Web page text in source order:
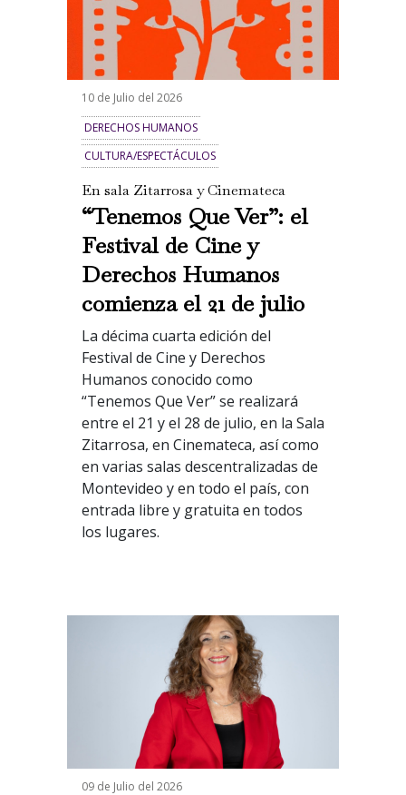
10 de Julio del 2026
DERECHOS HUMANOS
CULTURA/ESPECTÁCULOS
En sala Zitarrosa y Cinemateca
“Tenemos Que Ver”: el
Festival de Cine y
Derechos Humanos
comienza el 21 de julio
La décima cuarta edición del
Festival de Cine y Derechos
Humanos conocido como
“Tenemos Que Ver” se realizará
entre el 21 y el 28 de julio, en la Sala
Zitarrosa, en Cinemateca, así como
en varias salas descentralizadas de
Montevideo y en todo el país, con
entrada libre y gratuita en todos
los lugares.
09 de Julio del 2026